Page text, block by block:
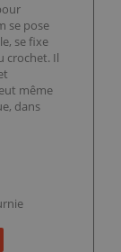
se pose
se fixe
crochet. Il
même
dans